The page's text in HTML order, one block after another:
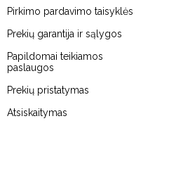
Pirkimo pardavimo taisyklės
Prekių garantija ir sąlygos
Papildomai teikiamos
paslaugos
Prekių pristatymas
Atsiskaitymas